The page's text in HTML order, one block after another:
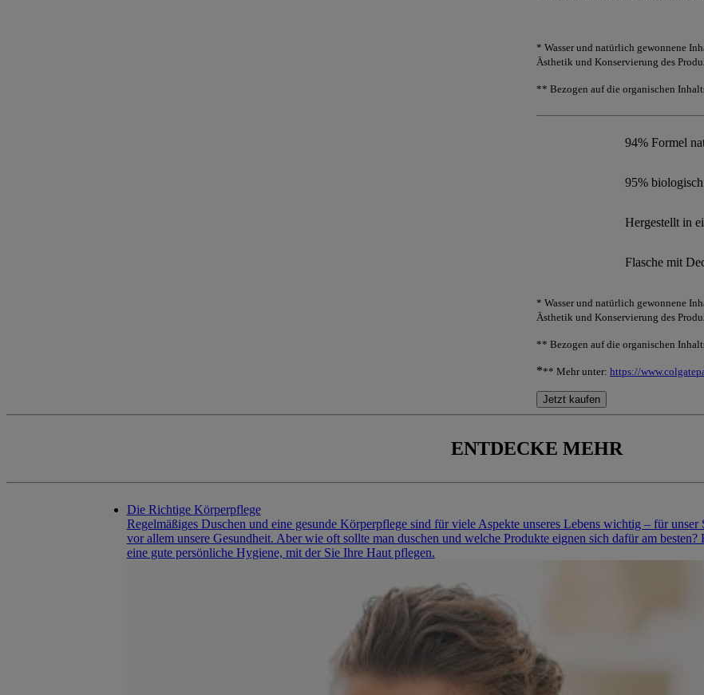
* Wasser und natürlich gewonnene
Ästhetik und Konservierung des
** Bezogen auf die organischen
94% Formel
95%
Hergestellt in
Flasche mit
* Wasser und natürlich gewonnene
Ästhetik und Konservierung des
** Bezogen auf die organischen
*** Mehr unter: https://
Jetzt kaufen
ENTDECKE MEHR
Die Richtige Körperpflege
Regelmäßiges Duschen und eine gesunde Körperpflege sind für viele Aspekte unseres Lebens wichtig – für
vor allem unsere Gesundheit. Aber wie oft sollte man duschen und welche Produkte eignen sich dafür am
eine gute persönliche Hygiene, mit der Sie Ihre Haut pflegen.